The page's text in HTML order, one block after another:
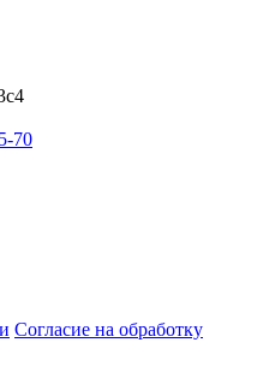
70
Согласие на обработку